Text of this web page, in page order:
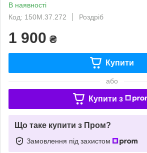
В наявності
Код: 150М.37.272
Роздріб
1 900 ₴
Купити
або
Купити з
Що таке купити з Пром?
Замовлення під захистом